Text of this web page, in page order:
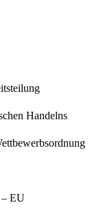
Handelns
– EU